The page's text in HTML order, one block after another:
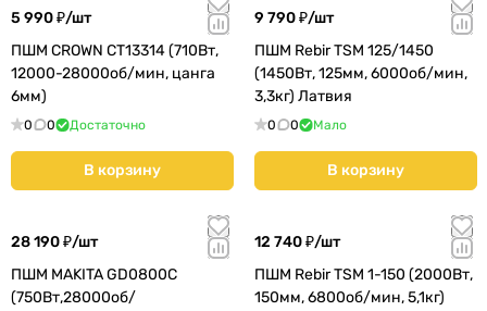
5 990 ₽/шт
ПШМ CROWN CT13314 (710Вт,
12000-28000об/мин, цанга
6мм)
0 0 Достаточно
В корзину
9 790 ₽/шт
ПШМ Rebir TSM 125/1450
(1450Вт, 125мм, 6000об/мин,
3,3кг) Латвия
0 0 Мало
В корзину
28 190 ₽/шт
ПШМ MAKITA GD0800C
(750Вт,28000об/
12 740 ₽/шт
ПШМ Rebir TSM 1-150 (2000Вт,
150мм, 6800об/мин, 5,1кг)